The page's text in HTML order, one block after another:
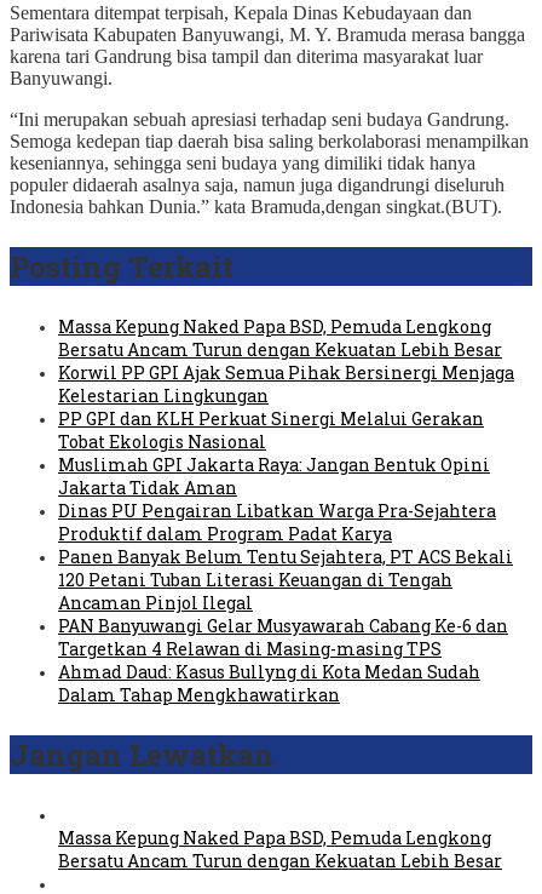
Sementara ditempat terpisah, Kepala Dinas Kebudayaan dan
Pariwisata Kabupaten Banyuwangi, M. Y. Bramuda merasa bangga
karena tari Gandrung bisa tampil dan diterima masyarakat luar
Banyuwangi.
“Ini merupakan sebuah apresiasi terhadap seni budaya Gandrung.
Semoga kedepan tiap daerah bisa saling berkolaborasi menampilkan
keseniannya, sehingga seni budaya yang dimiliki tidak hanya
populer didaerah asalnya saja, namun juga digandrungi diseluruh
Indonesia bahkan Dunia.” kata Bramuda,dengan singkat.(BUT).
Posting Terkait
Massa Kepung Naked Papa BSD, Pemuda Lengkong
Bersatu Ancam Turun dengan Kekuatan Lebih Besar
Korwil PP GPI Ajak Semua Pihak Bersinergi Menjaga
Kelestarian Lingkungan
PP GPI dan KLH Perkuat Sinergi Melalui Gerakan
Tobat Ekologis Nasional
Muslimah GPI Jakarta Raya: Jangan Bentuk Opini
Jakarta Tidak Aman
Dinas PU Pengairan Libatkan Warga Pra-Sejahtera
Produktif dalam Program Padat Karya
Panen Banyak Belum Tentu Sejahtera, PT ACS Bekali
120 Petani Tuban Literasi Keuangan di Tengah
Ancaman Pinjol Ilegal
PAN Banyuwangi Gelar Musyawarah Cabang Ke-6 dan
Targetkan 4 Relawan di Masing-masing TPS
Ahmad Daud: Kasus Bullyng di Kota Medan Sudah
Dalam Tahap Mengkhawatirkan
Jangan Lewatkan
Massa Kepung Naked Papa BSD, Pemuda Lengkong
Bersatu Ancam Turun dengan Kekuatan Lebih Besar